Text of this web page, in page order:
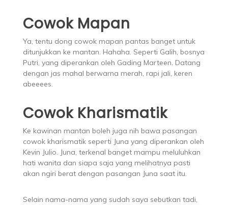
Cowok Mapan
Ya, tentu dong cowok mapan pantas banget untuk
ditunjukkan ke mantan. Hahaha. Seperti Galih, bosnya
Putri, yang diperankan oleh Gading Marteen. Datang
dengan jas mahal berwarna merah, rapi jali, keren
abeeees.
Cowok Kharismatik
Ke kawinan mantan boleh juga nih bawa pasangan
cowok kharismatik seperti Juna yang diperankan oleh
Kevin Julio. Juna, terkenal banget mampu meluluhkan
hati wanita dan siapa saja yang melihatnya pasti
akan ngiri berat dengan pasangan Juna saat itu.
Selain nama-nama yang sudah saya sebutkan tadi,